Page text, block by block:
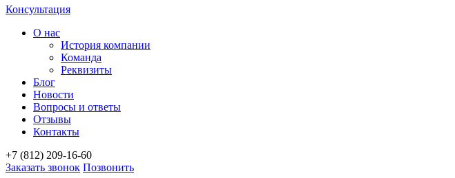
Консультация
О нас
История компании
Команда
Реквизиты
Блог
Новости
Вопросы и ответы
Отзывы
Контакты
+7 (812) 209-16-60
Заказать звонок Позвонить